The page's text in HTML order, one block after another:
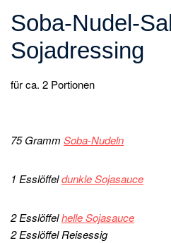
Soba-Nudel-
Sojadressing
für ca. 2 Portionen
75 Gramm Soba-Nudeln
1 Esslöffeldunkle Sojasauce
2 Esslöffelhelle Sojasauce
2 Esslöffel Reisessig